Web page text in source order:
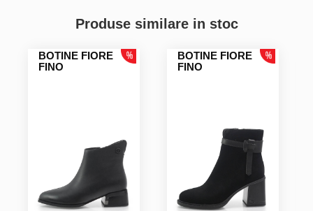
Produse similare in stoc
BOTINE FIORE
FINO
BOTINE FIORE
FINO